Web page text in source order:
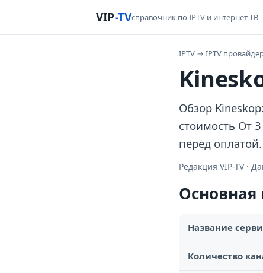
VIP-TVсправочник по IPTV и интернет-ТВ
IPTV → IPTV
Обзор
стоимость От
перед оплатой.
Редакция VIP-TV ·
Название
Количество